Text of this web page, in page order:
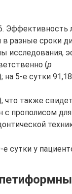
Эффективность
в разные сроки
исследования,
(р
на 5-е сутки
что также
с прополисом
е сутки у